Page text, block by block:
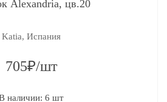
Alexandria, цв.20
Katia, Испания
705₽/шт
наличии: 6 шт